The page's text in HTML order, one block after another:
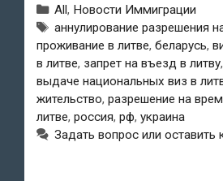
и
белорусов
запретили
въезд
в
Рубрики
All, Новости Иммиграции
Метки
аннулирование разрешения
проживание в литве, беларусь,
в литве, запрет на въезд в литву,
выдаче национальных виз в
жительство, разрешение на
литве, россия, рф, украина
Задать вопрос или оставить